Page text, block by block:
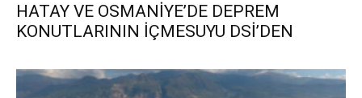
HATAY VE OSMANİYE’DE DEPREM
KONUTLARININ İÇMESUYU DSİ’DEN